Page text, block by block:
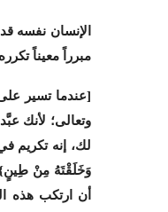
الإنسان نفسه
مبرراً معيناً
[عندما تسير
وتعالى؛ لأنك
لك، إنه تكريم
وَخَلَقْتَهُ مِنْ طِينٍ}
أن ارتكب هذه